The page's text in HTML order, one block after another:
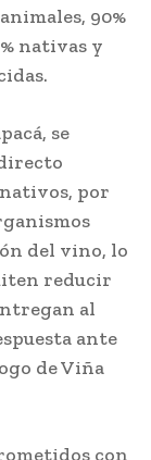
90%
nativas y
se
por
del vino, lo
reducir
al
ante
de Viña
con